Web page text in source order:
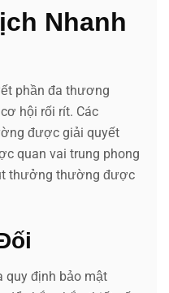
Nhanh
phần đa thương
hội rối rít. Các
được giải quyết
quan vai trung phong
thưởng thường được
quy định bảo mật